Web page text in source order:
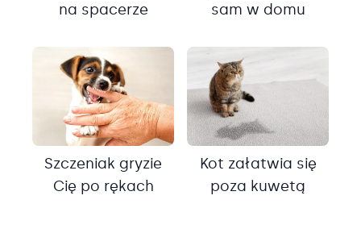
na spacerze
sam w domu
Szczeniak gryzie
Cię po rękach
Kot załatwia się
poza kuwetą